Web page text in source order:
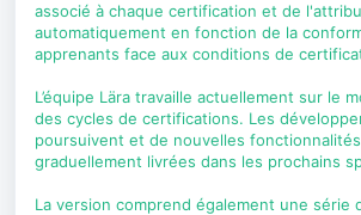
associé à chaque certification et de
automatiquement en fonction de la
apprenants face aux conditions de
L’équipe Lära travaille actuellement sur le
des cycles de certifications. Les
poursuivent et de nouvelles
graduellement livrées dans les prochains
La version comprend également une série